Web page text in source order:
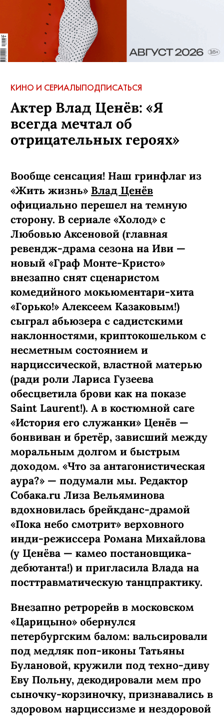
КИНО И СЕРИАЛЫПОДПИСАТЬСЯ
Актер Влад Ценёв: «Я
всегда мечтал об
отрицательных героях»
Вообще сенсация! Наш гринфлаг из
«Жить жизнь» Влад Ценёв
официально перешел на темную
сторону. В сериале «Холод» с
Любовью Аксеновой (главная
ревендж-­драма сезона на Иви —
новый «Граф Монте-­Кристо»
внезапно снят сценаристом
комедийного мокьюментари-хита
«Горько!» Алексеем Казаковым!)
сыграл абьюзера с садистскими
наклонностями, криптокошельком с
несметным состоянием и
нарциссической, властной матерью
(ради роли Лариса Гузеева
обесцветила брови как на показе
Saint Laurent!). А в костюмной саге
«История его служанки» Ценёв —
бонвиван и бретёр, зависший между
моральным долгом и быстрым
доходом. «Что за антагонистическая
аура?» — подумали мы. Редактор
Собака.ru Лиза Вельяминова
вдохновилась брейкданс-­драмой
«Пока небо смотрит» верховного
инди-режиссера Романа Михайлова
(у Ценёва — камео постановщика-
дебютанта!) и пригласила Влада на
посттравматическую танцпрактику.
Внезапно ретрорейв в московском
«Царицыно» обернулся
петербургским балом: вальсировали
под медляк поп-иконы Татьяны
Булановой, кружили под техно-диву
Еву Польну, декодировали мем про
сыночку-­корзиночку, признавались в
здоровом нарциссизме и нездоровой